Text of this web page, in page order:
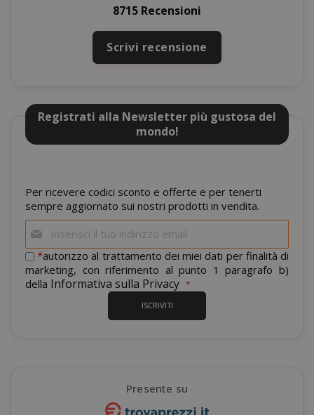
8715 Recensioni
Scrivi recensione
Registrati alla Newsletter più gustosa del
mondo!
Per ricevere codici sconto e offerte e per tenerti
sempre aggiornato sui nostri prodotti in vendita.
alla
nostra
newsletter:
*autorizzo al trattamento dei miei dati per finalità di
marketing, con riferimento al punto 1 paragrafo b)
della Informativa sulla Privacy
ISCRIVITI
Presente su
SADEVSESSID
Privacy Policy